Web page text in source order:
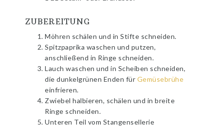
ZUBEREITUNG
Möhren schälen und in Stifte schneiden.
Spitzpaprika waschen und putzen,
anschließend in Ringe schneiden.
Lauch waschen und in Scheiben schneiden,
die dunkelgrünen Enden für Gemüsebrühe
einfrieren.
Zwiebel halbieren, schälen und in breite
Ringe schneiden.
Unteren Teil vom Stangensellerie